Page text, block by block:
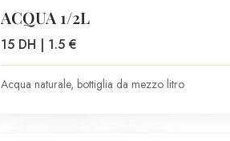
ACQUA 1/2L
15 DH | 1.5 €
Acqua naturale, bottiglia da mezzo litro